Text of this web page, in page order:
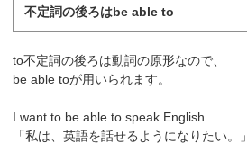
不定詞の後ろはbe able to
to不定詞の後ろは動詞の原形なので、
be able toが用いられます。
I want to be able to speak English.
「私は、英語を話せるようになりたい。」